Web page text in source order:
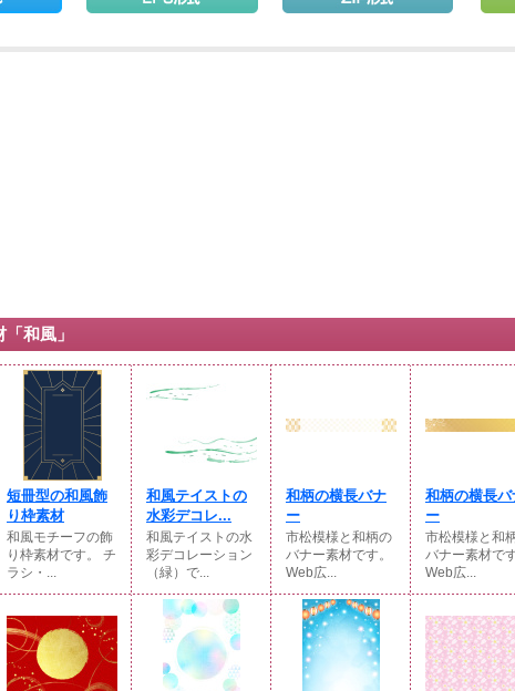
和風」
短冊型の和風飾
り枠素材
和風モチーフの飾
り枠素材です。 チ
ラシ・...
和風テイストの
水彩デコレ...
和風テイストの水
彩デコレーション
（緑）で...
和柄の横長バナ
ー
市松模様と和柄の
バナー素材です。
Web広...
和柄の横長バ
ー
市松模様と和
バナー素材です
Web広...